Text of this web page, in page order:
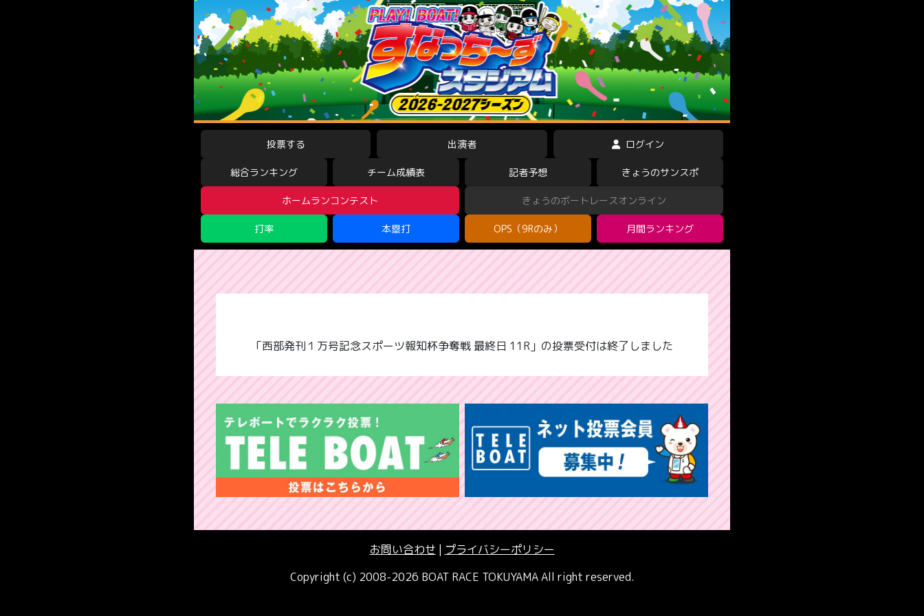
投票する 出演者 ログイン
総合ランキング チーム成績表 記者予想 きょうのサンスポ
ホームランコンテスト きょうのボートレースオンライン
打率 本塁打 OPS（9Rのみ） 月間ランキング
「西部発刊１万号記念スポーツ報知杯争奪戦 最終日 11R」の投票受付は終了しました
お問い合わせ | プライバシーポリシー
Copyright (c) 2008-2026 BOAT RACE TOKUYAMA All right reserved.